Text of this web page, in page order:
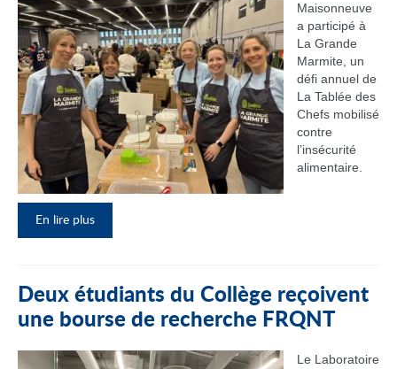
Maisonneuve
a participé à
La Grande
Marmite, un
défi annuel de
La Tablée des
Chefs mobilisé
contre
l’insécurité
alimentaire.
En lire plus
Deux étudiants du Collège reçoivent
une bourse de recherche FRQNT
Le Laboratoire